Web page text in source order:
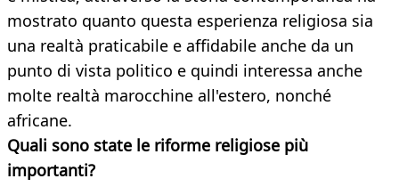
mostrato quanto questa esperienza religiosa sia
una realtà praticabile e affidabile anche da un
punto di vista politico e quindi interessa anche
molte realtà marocchine all'estero, nonché
africane.
Quali sono state le riforme religiose più
importanti?